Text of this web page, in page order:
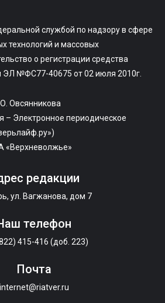
службой по надзору в сфере
технологий и массовых
о регистрации средства
№ФС77-40675 от 02 июля 2010г.
Овсянникова
– Электронное периодическое
«Верхневолжье»
редакции
ул. Вагжанова, дом 7
телефон
415-416 (доб. 223)
Почта
internet@riatver.ru